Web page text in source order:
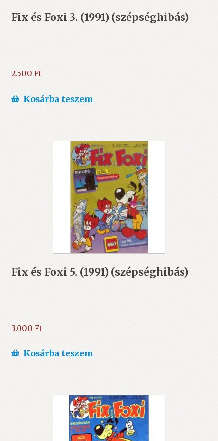
Fix és Foxi 3. (1991) (szépséghibás)
2.500 Ft
Kosárba teszem
Fix és Foxi 5. (1991) (szépséghibás)
3.000 Ft
Kosárba teszem